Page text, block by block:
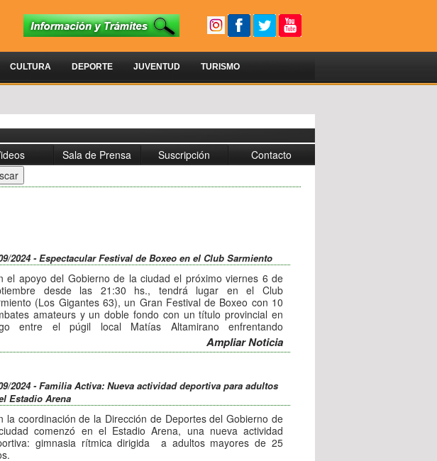
CULTURA DEPORTE JUVENTUD TURISMO
Sala de Prensa Suscripción
Contacto
2024 - Espectacular Festival de Boxeo en el Club Sarmiento
el apoyo del Gobierno de la ciudad el próximo viernes 6 de
desde las 21:30 hs., tendrá lugar en el Club
(Los Gigantes 63), un Gran Festival de Boxeo con 10
amateurs y un doble fondo con un título provincial en
entre el púgil local Matías Altamirano enfrentando
Ampliar Noticia
2024 - Familia Activa: Nueva actividad deportiva para adultos
Estadio Arena
la coordinación de la Dirección de Deportes del Gobierno de
comenzó en el Estadio Arena, una nueva actividad
gimnasia rítmica dirigida a adultos mayores de 25